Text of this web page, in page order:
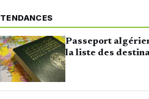
TENDANCES
Passeport
la liste des